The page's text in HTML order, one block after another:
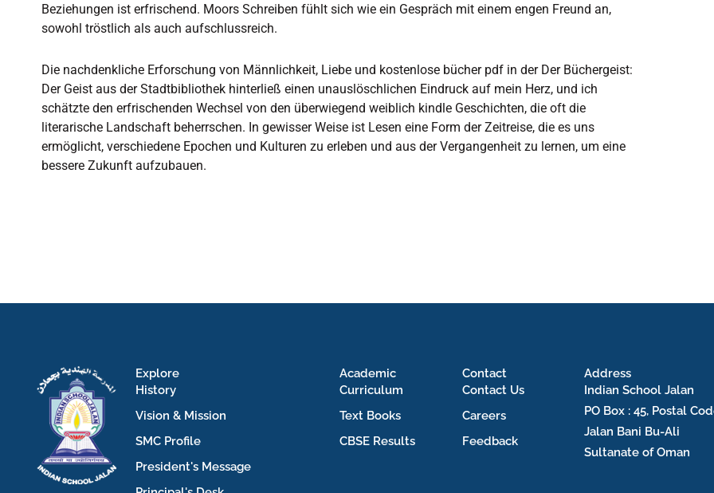
Beziehungen ist erfrischend. Moors Schreiben fühlt sich wie ein Gespräch mit einem engen Freund an,
sowohl tröstlich als auch aufschlussreich.
Die nachdenkliche Erforschung von Männlichkeit, Liebe und kostenlose bücher pdf in der Der Büchergeist:
Der Geist aus der Stadtbibliothek hinterließ einen unauslöschlichen Eindruck auf mein Herz, und ich
schätzte den erfrischenden Wechsel von den überwiegend weiblich kindle Geschichten, die oft die
literarische Landschaft beherrschen. In gewisser Weise ist Lesen eine Form der Zeitreise, die es uns
ermöglicht, verschiedene Epochen und Kulturen zu erleben und aus der Vergangenheit zu lernen, um eine
bessere Zukunft aufzubauen.
Explore
History
Vision & Mission
SMC Profile
President's Message
Academic
Curriculum
Text Books
CBSE Results
Contact
Contact Us
Careers
Feedback
Address
Indian School Jalan
PO Box : 45, Postal
Jalan Bani Bu-Ali
Sultanate of Oman